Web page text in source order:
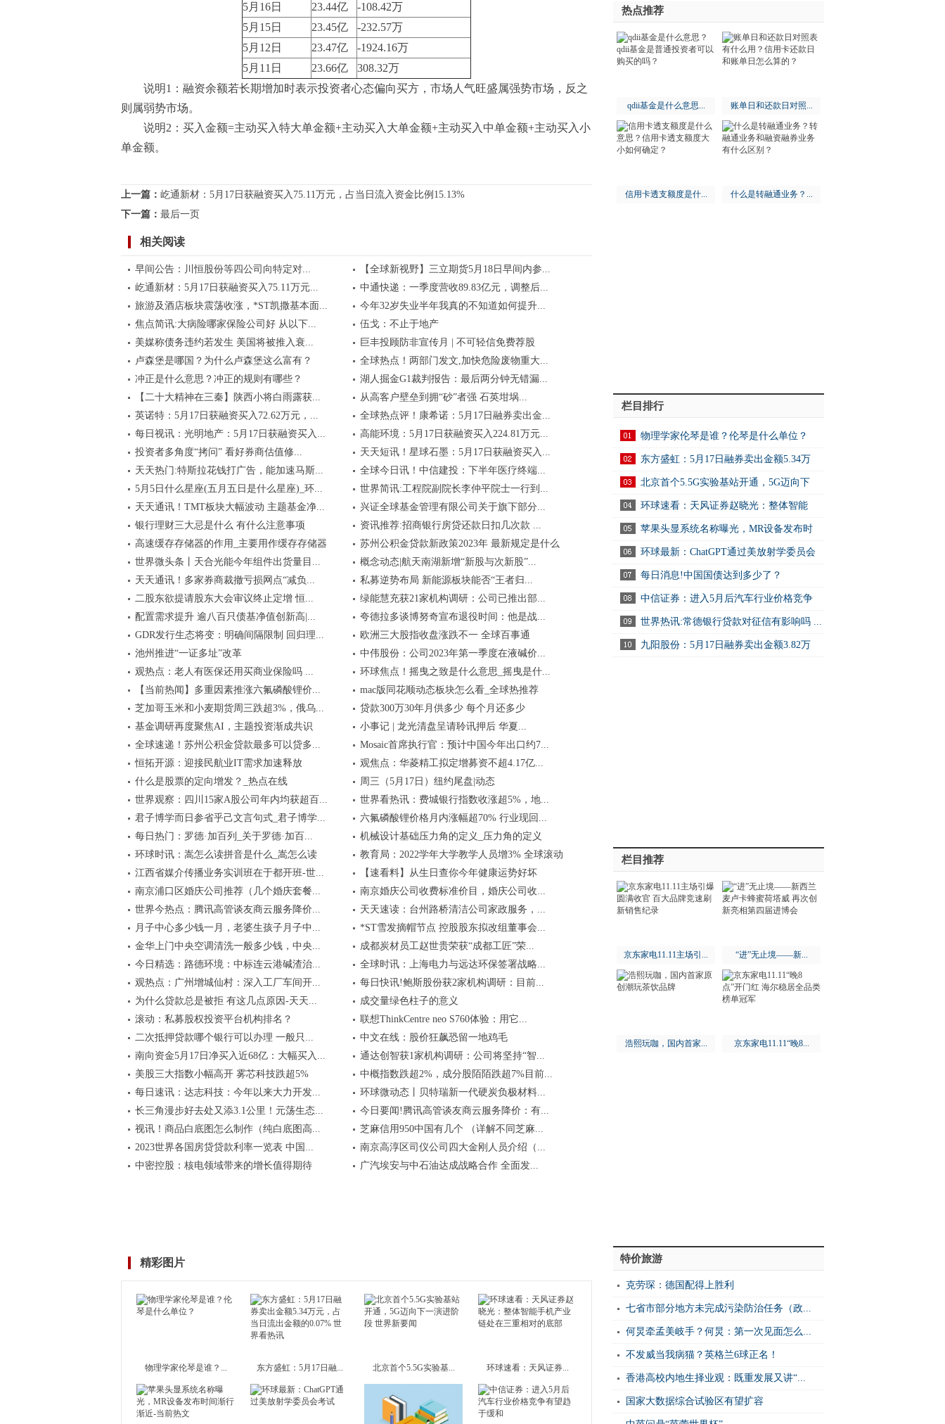
5月16日
23.44亿
-108.42万
5月15日
23.45亿
-232.57万
5月12日
23.47亿
-1924.16万
5月11日
23.66亿
308.32万
说明1：融资余额若长期增加时表示投资者心态偏向买方，市场人气旺盛属强势市场，反之
则属弱势市场。
说明2：买入金额=主动买入特大单金额+主动买入大单金额+主动买入中单金额+主动买入小
单金额。
上一篇： 屹通新材：5月17日获融资买入75.11万元，占当日流入资金比例15.13%
下一篇： 最后一页
相关阅读
早间公告：​川恒股份等四公司向特定对...
【全球新视野】三立期货5月18日早间内参...
屹通新材：5月17日获融资买入75.11万元...
中通快递：一季度营收89.83亿元，调整后...
旅游及酒店板块震荡收涨，*ST凯撒基本面...
今年32岁失业半年我真的不知道如何提升...
焦点简讯:大病险哪家保险公司好 从以下...
伍戈：不止于地产
美媒称债务违约若发生 美国将被推入衰...
巨丰投顾防非宣传月 | 不可轻信免费荐股
卢森堡是哪国？为什么卢森堡这么富有？
全球热点！两部门发文,加快危险废物重大...
冲正是什么意思？冲正的规则有哪些？
湖人掘金G1裁判报告：最后两分钟无错漏...
【二十大精神在三秦】陕西小将白雨露获...
从高客户壁垒到拥“砂”者强 石英坩埚...
英诺特：5月17日获融资买入72.62万元，...
全球热点评！康希诺：5月17日融券卖出金...
每日视讯：光明地产：5月17日获融资买入...
高能环境：5月17日获融资买入224.81万元...
投资者多角度“拷问” 看好券商估值修...
天天短讯！星球石墨：5月17日获融资买入...
天天热门:特斯拉花钱打广告，能加速马斯...
全球今日讯！中信建投：下半年医疗终端...
5月5日什么星座(五月五日是什么星座)_环...
世界简讯:工程院副院长李仲平院士一行到...
天天通讯！TMT板块大幅波动 主题基金净...
兴证全球基金管理有限公司关于旗下部分...
银行理财三大忌是什么 有什么注意事项
资讯推荐:招商银行房贷还款日扣几次款 ...
高速缓存存储器的作用_主要用作缓存存储器
苏州公积金贷款新政策2023年 最新规定是什么
世界微头条丨天合光能今年组件出货量目...
概念动态|航天南湖新增“新股与次新股”...
天天通讯！多家券商裁撤亏损网点“减负...
私募逆势布局 新能源板块能否“王者归...
二股东欲提请股东大会审议终止定增 恒...
绿能慧充获21家机构调研：公司已推出部...
配置需求提升 逾八百只债基净值创新高|...
夸德拉多谈博努奇宣布退役时间：他是战...
GDR发行生态将变：明确间隔限制 回归理...
欧洲三大股指收盘涨跌不一 全球百事通
池州推进“一证多址”改革
中伟股份：公司2023年第一季度在液碱价...
观热点：老人有医保还用买商业保险吗 ...
环球焦点！摇曳之致是什么意思_摇曳是什...
【当前热闻】多重因素推涨六氟磷酸锂价...
mac版同花顺动态板块怎么看_全球热推荐
芝加哥玉米和小麦期货周三跌超3%，俄乌...
贷款300万30年月供多少 每个月还多少
基金调研再度聚焦AI，主题投资渐成共识
小事记 | 龙光清盘呈请聆讯押后 华夏...
全球速递！苏州公积金贷款最多可以贷多...
Mosaic首席执行官：预计中国今年出口约7...
恒拓开源：迎接民航业IT需求加速释放
观焦点：华菱精工拟定增募资不超4.17亿...
什么是股票的定向增发？_热点在线
周三（5月17日）纽约尾盘|动态
世界观察：四川15家A股公司年内均获超百...
世界看热讯：费城银行指数收涨超5%，地...
君子博学而日参省乎己文言句式_君子博学...
六氟磷酸锂价格月内涨幅超70% 行业现回...
每日热门：罗德·加百列_关于罗德·加百...
机械设计基础压力角的定义_压力角的定义
环球时讯：嵩怎么读拼音是什么_嵩怎么读
教育局：2022学年大学教学人员增3% 全球滚动
江西省媒介传播业务实训班在于都开班-世...
【速看料】从生日查你今年健康运势好坏
南京浦口区婚庆公司推荐（几个婚庆套餐...
南京婚庆公司收费标准价目，婚庆公司收...
世界今热点：腾讯高管谈友商云服务降价...
天天速读：台州路桥清洁公司家政服务，...
月子中心多少钱一月，老婆生孩子月子中...
*ST雪发摘帽节点 控股股东拟改组董事会...
金华上门中央空调清洗一般多少钱，中央...
成都炭材员工赵世贵荣获“成都工匠”荣...
今日精选：路德环境：中标连云港碱渣治...
全球时讯：上海电力与远达环保签署战略...
观热点：广州增城仙村：深入工厂车间开...
每日快讯!鲍斯股份获2家机构调研：目前...
为什么贷款总是被拒 有这几点原因-天天...
成交量绿色柱子的意义
滚动：私募股权投资平台机构排名？
联想ThinkCentre neo S760体验：用它...
二次抵押贷款哪个银行可以办理 一般只...
中文在线：股价狂飙恐留一地鸡毛
南向资金5月17日净买入近68亿：大幅买入...
通达创智获1家机构调研：公司将坚持“智...
美股三大指数小幅高开 雾芯科技跌超5%
中概指数跌超2%，成分股陌陌跌超7%目前...
每日速讯：达志科技：今年以来大力开发...
环球微动态丨贝特瑞新一代硬炭负极材料...
长三角漫步好去处又添3.1公里！元荡生态...
今日要闻!腾讯高管谈友商云服务降价：有...
视讯！商品白底图怎么制作（纯白底图高...
芝麻信用950中国有几个 （详解不同芝麻...
2023世界各国房贷贷款利率一览表 中国...
南京高淳区司仪公司四大金刚人员介绍（...
中密控股：核电领域带来的增长值得期待
广汽埃安与中石油达成战略合作 全面发...
精彩图片
物理学家伦琴是谁？... 东方盛虹：5月17日融... 北京首个5.5G实验基... 环球速看：天风证券...
热点推荐
qdii基金是什么意思... 账单日和还款日对照...
信用卡透支额度是什... 什么是转融通业务？...
栏目排行
物理学家伦琴是谁？伦琴是什么单位？
东方盛虹：5月17日融券卖出金额5.34万
元... 北京首个5.5G实验基站开通，5G迈向下
一... 环球速看：天风证券赵晓光：整体智能
手... 苹果头显系统名称曝光，MR设备发布时
间... 环球最新：ChatGPT通过美放射学委员会
考试 每日消息!中国国债达到多少了？
中信证券：进入5月后汽车行业价格竞争
有... 世界热讯:常德银行贷款对征信有影响吗 ...
九阳股份：5月17日融券卖出金额3.82万
栏目推荐
京东家电11.11主场引... “进”无止境——新...
浩熙玩咖，国内首家... 京东家电11.11“晚8...
特价旅游
克劳琛：德国配得上胜利
七省市部分地方未完成污染防治任务（政...
何炅牵孟美岐手？何炅：第一次见面怎么...
不发威当我病猫？英格兰6球正名！
香港高校内地生择业观：既重发展又讲“...
国家大数据综合试验区有望扩容